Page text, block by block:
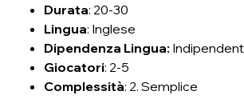
Durata: 20-30
Lingua: Inglese
Dipendenza Lingua:
Giocatori: 2-5
Complessità: 2. Semplice